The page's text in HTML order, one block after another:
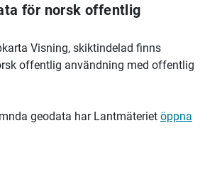
för norsk offentlig
Visning, skiktindelad finns
offentlig användning med offentlig
geodata har Lantmäteriet öppna